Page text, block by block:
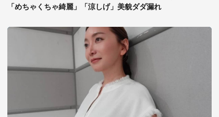
「めちゃくちゃ綺麗」「涼しげ」美貌ダダ漏れ